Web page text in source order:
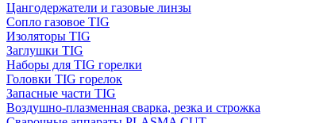
Цангодержатели и газовые линзы
Сопло газовое TIG
Изоляторы TIG
Заглушки TIG
Наборы для TIG горелки
Головки TIG горелок
Запасные части TIG
Воздушно-плазменная сварка, резка и строжка